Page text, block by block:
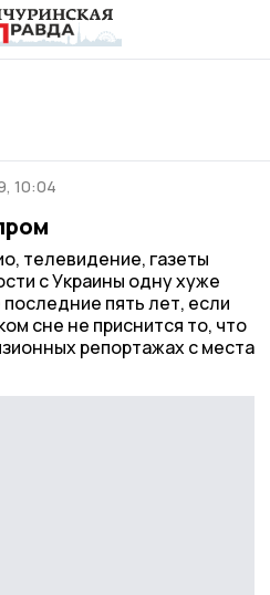
10:04
телевидение, газеты
с Украины одну хуже
последние пять лет, если
сне не приснится то, что
репортажах с места